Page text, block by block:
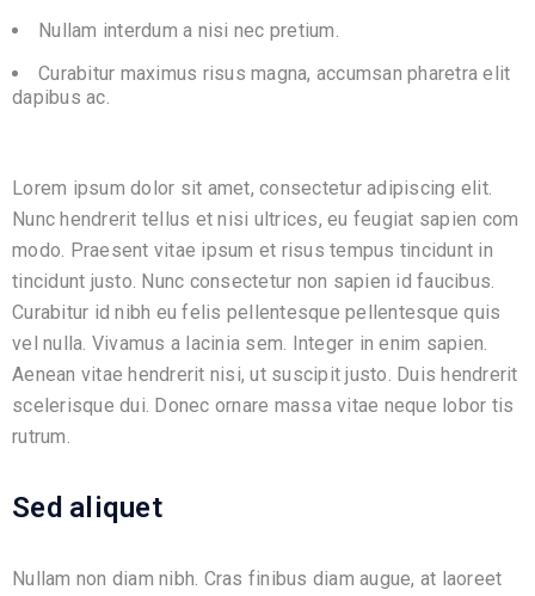
Nullam interdum a nisi nec pretium.
Curabitur maximus risus magna, accumsan pharetra elit
dapibus ac.
Lorem ipsum dolor sit amet, consectetur adipiscing elit.
Nunc hendrerit tellus et nisi ultrices, eu feugiat sapien com
modo. Praesent vitae ipsum et risus tempus tincidunt in
tincidunt justo. Nunc consectetur non sapien id faucibus.
Curabitur id nibh eu felis pellentesque pellentesque quis
vel nulla. Vivamus a lacinia sem. Integer in enim sapien.
Aenean vitae hendrerit nisi, ut suscipit justo. Duis hendrerit
scelerisque dui. Donec ornare massa vitae neque lobor tis
rutrum.
Sed aliquet
Nullam non diam nibh. Cras finibus diam augue, at laoreet